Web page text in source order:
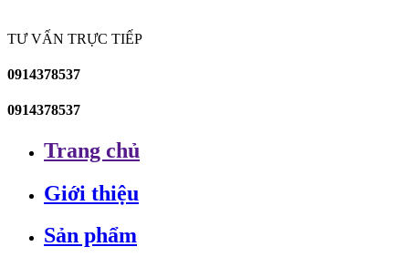
TƯ VẤN TRỰC TIẾP
0914378537
0914378537
Trang chủ
Giới thiệu
Sản phẩm